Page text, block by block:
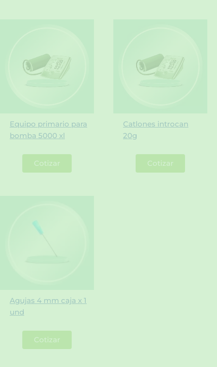
Equipo primario para
bomba 5000 xl
Cotizar
Catlones introcan
20g
Cotizar
Agujas 4 mm caja x 1
und
Cotizar